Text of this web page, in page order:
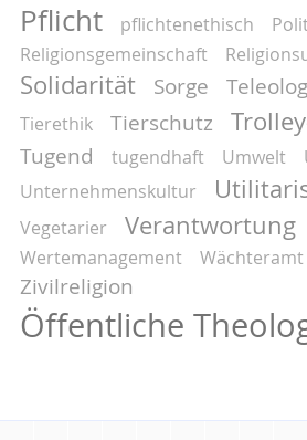
Pflicht pflichtenethisch
Religionsgemeinschaft
Solidarität Sorge
Tierethik
Tierschutz
Tugend tugendhaft Umwelt
Unternehmenskultur
Vegetarier Verantwortung
Wertemanagement
Wächteramt
Zivilreligion
Öffentliche